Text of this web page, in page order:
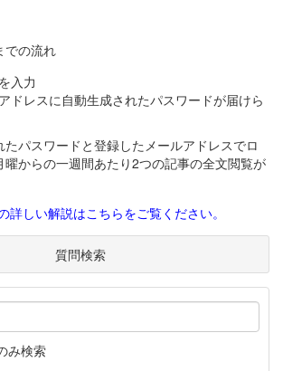
の流れ
入力
ドレスに自動生成されたパスワードが届けら
パスワードと登録したメールアドレスでロ
曜からの一週間あたり2つの記事の全文閲覧が
詳しい解説はこちらをご覧ください。
質問検索
み検索